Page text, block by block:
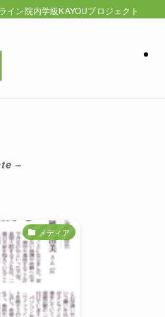
イン院内学級KAYOUプロジェクト
–
メディア